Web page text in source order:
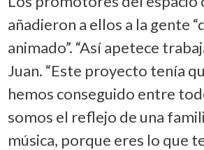
añadieron a ellos a la gente
animado”. “Así apetece
Juan. “Este proyecto tenía
hemos conseguido entre
somos el reflejo de una
música, porque eres lo que